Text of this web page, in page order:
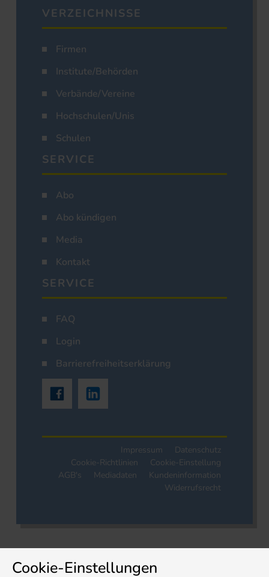
VERZEICHNISSE
Firmen
Institute/Behörden
Verbände/Vereine
Hochschulen/Unis
Schulen
SERVICE
Abo
Abo kündigen
Media
Kontakt
SERVICE
FAQ
Login
Barrierefreiheitserklärung
Impressum
Datenschutz
Cookie-Richtlinien
Cookie-Einstellung
AGB's
Mediadaten
Kundeninformation
Widerrufsrecht
Cookie-Einstellungen